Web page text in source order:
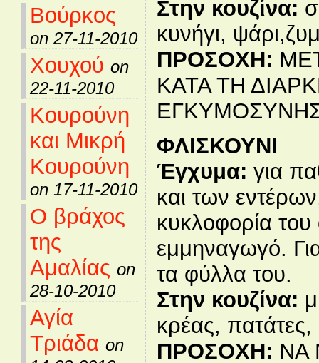
Βούρκος
on 27-11-2010
Χουχού on
22-11-2010
Κουρούνη
και Μικρή
Κουρούνη
on 17-11-2010
Ο βράχος
της
Αμαλίας on
28-10-2010
Αγία
Τριάδα on
Στην κουζίνα:
κυνήγι,
ΠΡΟΣΟΧΗ:
ΚΑΤΑ ΤΗ
ΦΛΙΣΚΟΥΝΙ
Έγχυμα: για
και των
κυκλοφορία του
εμμηναγωγό.
τα φύλλα του.
Στην κουζίνα:
κρέας,
ΠΡΟΣΟΧΗ: ΝΑ